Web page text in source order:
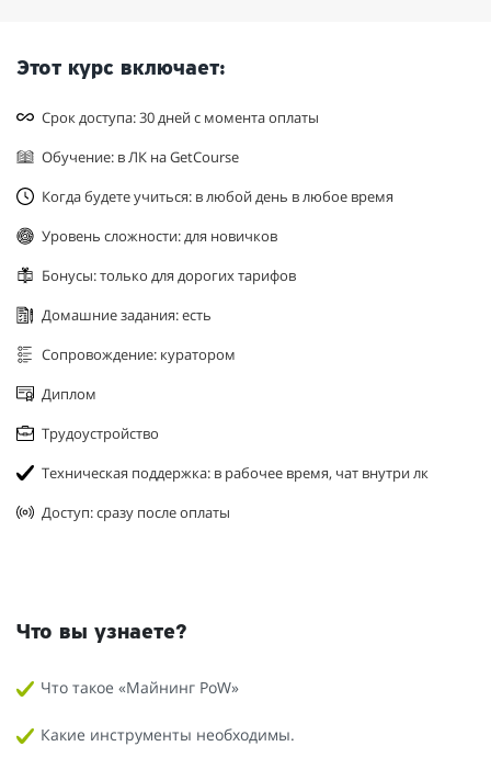
Этот курс включает:
Срок доступа: 30 дней с момента оплаты
Обучение: в ЛК на GetCourse
Когда будете учиться: в любой день в любое время
Уровень сложности: для новичков
Бонусы: только для дорогих тарифов
Домашние задания: есть
Сопровождение: куратором
Диплом
Трудоустройство
Техническая поддержка: в рабочее время, чат внутри лк
Доступ: сразу после оплаты
Что вы узнаете?
Что такое «Майнинг PoW»
Какие инструменты необходимы.